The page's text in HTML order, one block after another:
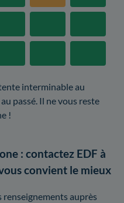
interminable au
passé. Il ne vous reste
!
: contactez EDF à
convient le mieux
renseignements auprès